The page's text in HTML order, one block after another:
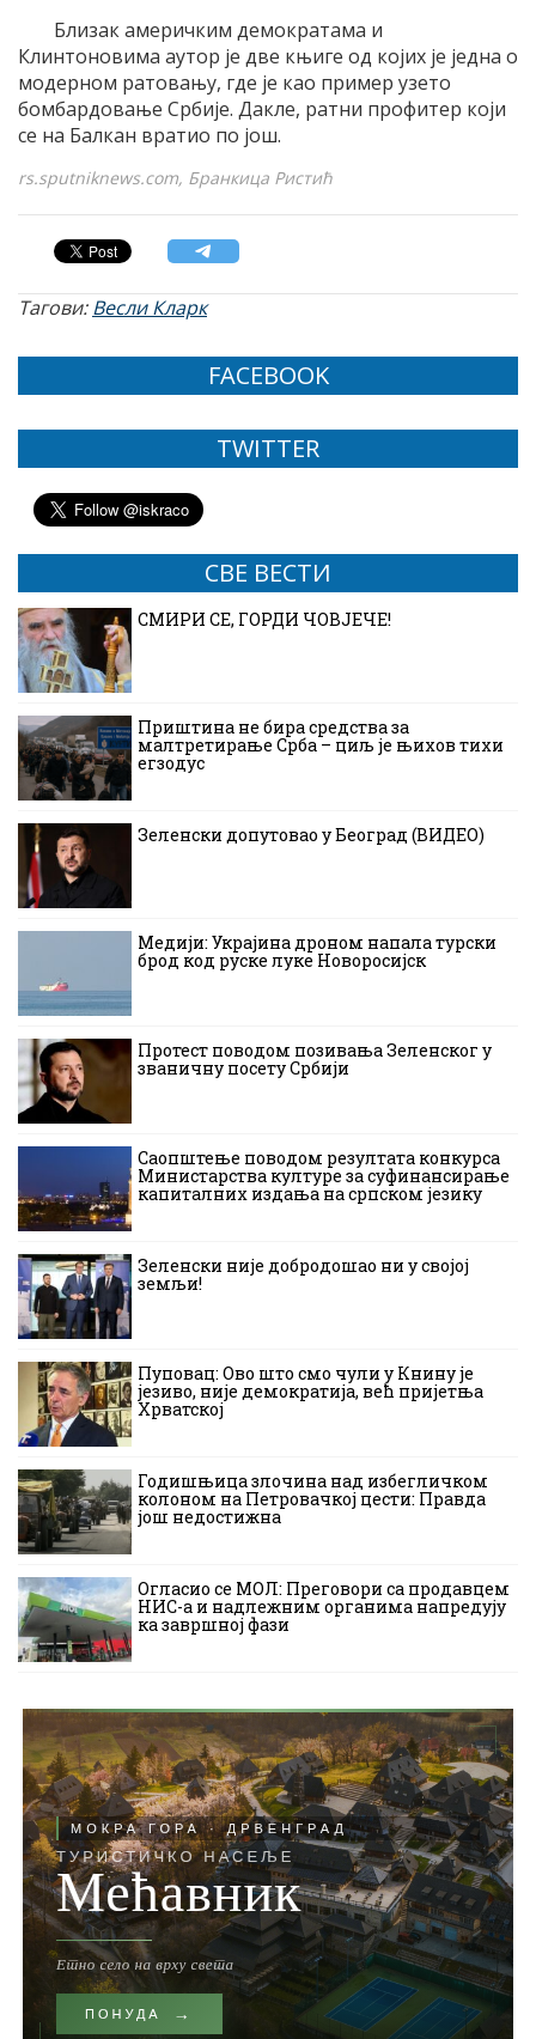
Близак америчким демократама и
Клинтоновима аутор је две књиге од којих је једна о
модерном ратовању, где је као пример узето
бомбардовање Србије. Дакле, ратни профитер који
се на Балкан вратио по још.
rs.sputniknews.com, Бранкица Ристић
Тагови:Весли Кларк
FACEBOOK
TWITTER
СВЕ ВЕСТИ
СМИРИ СЕ, ГОРДИ ЧОВЈЕЧЕ!
Приштина не бира средства за
малтретирање Срба – циљ је њихов тихи
егзодус
Зеленски допутовао у Београд (ВИДЕО)
Медији: Украјина дроном напала турски
брод код руске луке Новоросијск
Протест поводом позивања Зеленског у
званичну посету Србији
Саопштење поводом резултата конкурса
Министарства културе за суфинансирање
капиталних издања на српском језику
Зеленски није добродошао ни у својој
земљи!
Пуповац: Ово што смо чули у Книну је
језиво, није демократија, већ пријетња
Хрватској
Годишњица злочина над избегличком
колоном на Петровачкој цести: Правда
још недостижна
Огласио се МОЛ: Преговори са продавцем
НИС-а и надлежним органима напредују
ка завршној фази